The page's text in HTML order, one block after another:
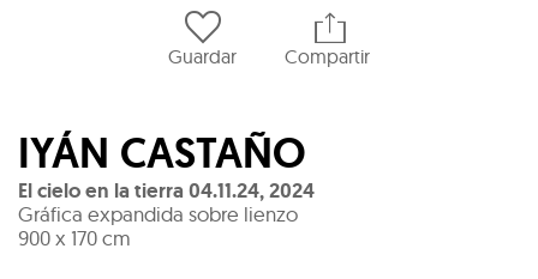
Guardar Compartir
IYÁN CASTAÑO
El cielo en la tierra 04.11.24,2024
Gráfica expandida sobre lienzo
900 x 170 cm